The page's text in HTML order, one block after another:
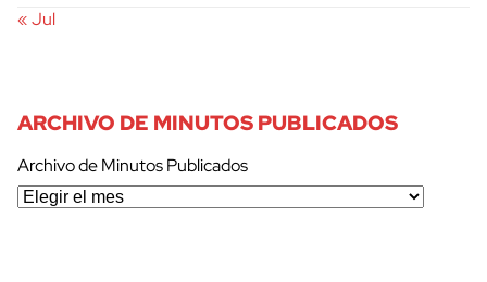
« Jul
ARCHIVO DE MINUTOS PUBLICADOS
Archivo de Minutos Publicados